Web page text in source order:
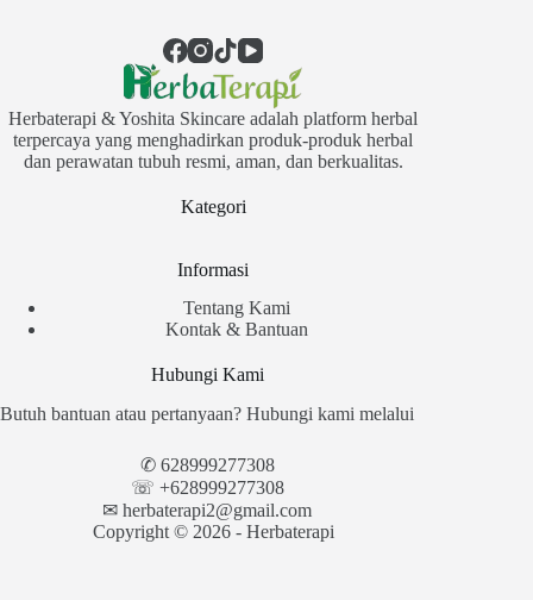
Herbaterapi & Yoshita Skincare adalah platform herbal
terpercaya yang menghadirkan produk-produk herbal
dan perawatan tubuh resmi, aman, dan berkualitas.
Kategori
Informasi
Tentang Kami
Kontak & Bantuan
Hubungi Kami
Butuh bantuan atau pertanyaan? Hubungi kami melalui
✆ 628999277308
☏ +628999277308
✉︎ herbaterapi2@gmail.com
Copyright © 2026 - Herbaterapi